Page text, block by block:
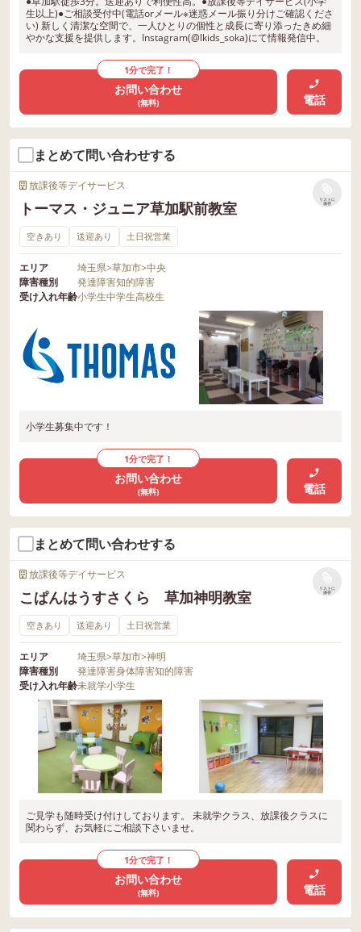
生以上)●ご相談受付中(電話orメール※迷惑メール振り分けご確認くださ
い) 新しく清潔な空間で、一人ひとりの個性と成長に寄り添ったきめ細
やかな支援を提供します。Instagram(@lkids_soka)にて情報発信中。
1分で完了！
お問い合わせ
(無料) 電話
まとめて問い合わせする
放課後等デイサービス
トーマス・ジュニア草加駅前教室
リストに
保存
空きあり 送迎あり 土日祝営業
エリア 埼玉県>草加市>中央
障害種別
発達障害知的障害
受け入れ年齢小学生中学生高校生
小学生募集中です！
1分で完了！
お問い合わせ
(無料) 電話
まとめて問い合わせする
放課後等デイサービス
こぱんはうすさくら 草加神明教室
リストに
保存
空きあり 送迎あり 土日祝営業
エリア 埼玉県>草加市>神明
障害種別
発達障害身体障害知的障害
受け入れ年齢未就学小学生
ご見学も随時受け付けしております。 未就学クラス、放課後クラスに
関わらず、お気軽にご相談下さいませ。
1分で完了！
お問い合わせ
(無料) 電話